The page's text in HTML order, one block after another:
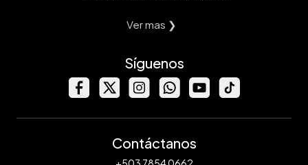
Ver mas ❯
Síguenos
Contáctanos